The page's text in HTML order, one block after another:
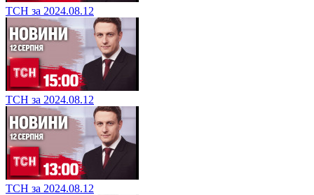
ТСН за 2024.08.12
ТСН за 2024.08.12
ТСН за 2024.08.12